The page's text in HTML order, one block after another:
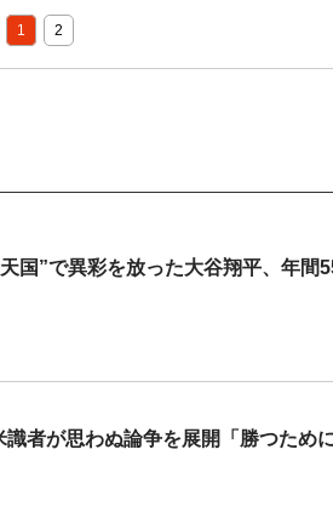
1 2
国”で異彩を放った大谷翔平、年間
者が思わぬ論争を展開「勝つため